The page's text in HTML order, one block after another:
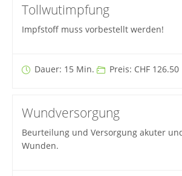
Tollwutimpfung
Impfstoff muss vorbestellt werden!
Dauer: 15 Min. Preis: CHF 126.50
Wundversorgung
Beurteilung und Versorgung akuter
Wunden.